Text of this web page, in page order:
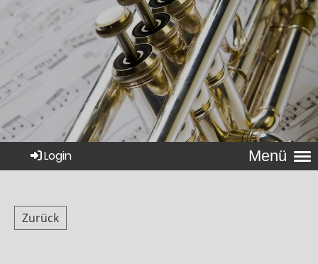
Menü
Login
Zurück